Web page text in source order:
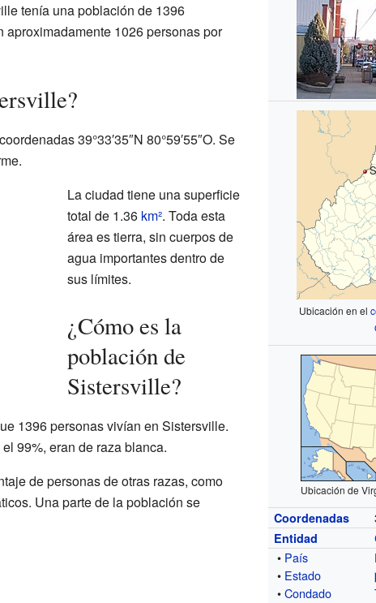
Ubicación en el
Ubicación de
Coordenadas
Entidad
• País
• Estado
•Condado
tenía una población de 1396
1026 personas por
39°33′35″N 80°59′55″O. Se
La ciudad tiene una superficie
total de 1.36 km². Toda esta
área es tierra, sin cuerpos de
agua importantes dentro de
sus límites.
¿Cómo es la
población de
Sistersville?
1396 personas vivían en Sistersville.
99%, eran de raza blanca.
de personas de otras razas, como
Una parte de la población se